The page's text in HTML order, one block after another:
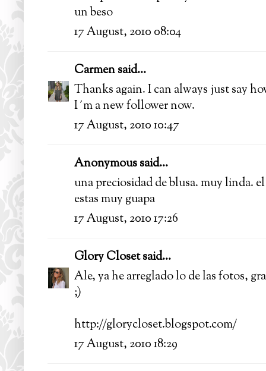
un beso
17 August, 2010 08:04
Carmensaid...
Thanks again. I can always just say
I´m a new follower now.
17 August, 2010 10:47
Anonymous said...
una preciosidad de blusa. muy linda.
estas muy guapa
17 August, 2010 17:26
Glory Closetsaid...
Ale, ya he arreglado lo de las fotos,
;)
http://glorycloset.blogspot.com/
17 August, 2010 18:29